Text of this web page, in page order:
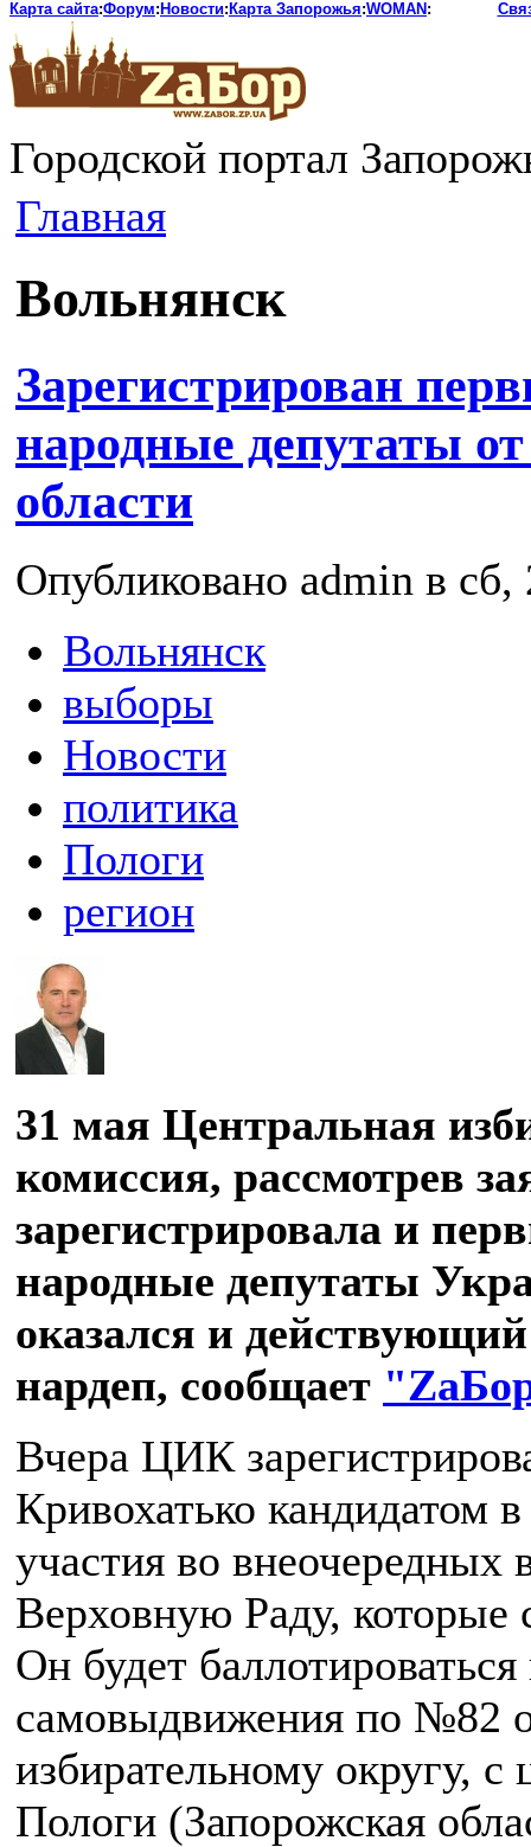
Карта сайта:Форум: Новости: Карта Запорожья:WOMAN :
Городской портал
Главная
Вольнянск
Зарегистрирован
народные депутаты
области
Опубликовано admin в
Вольнянск
выборы
Новости
политика
Пологи
регион
31 мая Центральная
комиссия, рассмотрев
зарегистрировала и
народные депутаты
оказался и
нардеп, сообщает
Вчера ЦИК
Кривохатько кандидатом
участия во внеочередных
Верховную Раду, которые
Он будет
самовыдвижения по №82
избирательному округу, с
Пологи (Запорожская